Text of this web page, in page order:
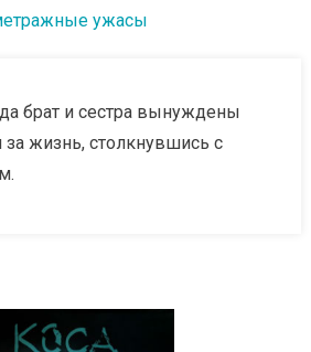
ужасы
брат и сестра вынуждены
за жизнь, столкнувшись с